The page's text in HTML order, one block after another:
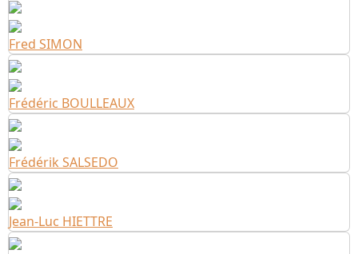
Fred SIMON
Frédéric BOULLEAUX
Frédérik SALSEDO
Jean-Luc HIETTRE